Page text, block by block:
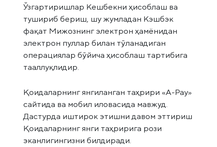
Ўзгартиришлар Кешбекни ҳисоблаш ва
тушириб бериш, шу жумладан Кэшбэк
фақат Мижознинг электрон ҳамёнидан
электрон пуллар билан тўланадиган
операциялар бўйича ҳисоблаш тартибига
тааллуқлидир.
Қоидаларнинг янгиланган таҳрири «А-Pay»
сайтида ва мобил иловасида мавжуд.
Дастурда иштирок этишни давом эттириш
Қоидаларнинг янги таҳририга рози
эканлигингизни билдиради.